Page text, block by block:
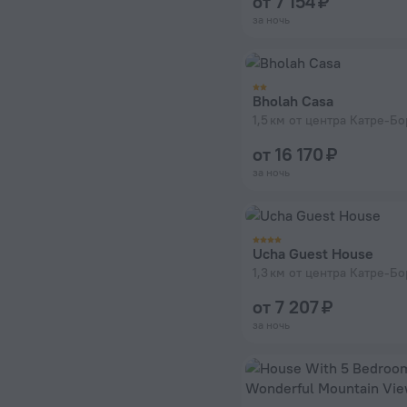
за ночь
Bholah Casa
1,5 км от центра Катре-
от 16 170 ₽
за ночь
Ucha Guest House
1,3 км от центра Катре-
от 7 207 ₽
за ночь